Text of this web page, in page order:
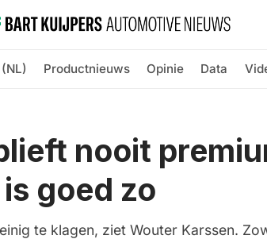
Productnieuws Opinie Data
nooit
goed zo
te klagen, ziet Wouter Karssen.